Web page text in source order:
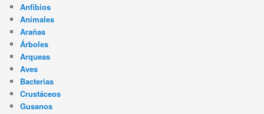
Anfibios
Animales
Arañas
Árboles
Arqueas
Aves
Bacterias
Crustáceos
Gusanos